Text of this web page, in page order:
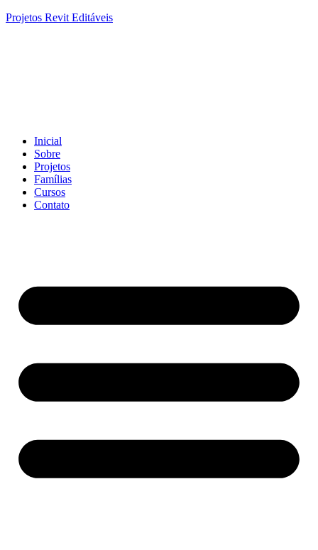
Projetos Revit Editáveis
Inicial
Sobre
Projetos
Famílias
Cursos
Contato